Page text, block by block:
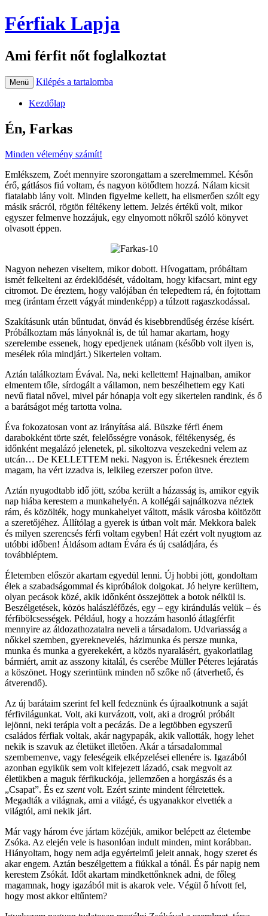
Férfiak Lapja
Ami férfit nőt foglalkoztat
Menü Kilépés a tartalomba
Kezdőlap
Én, Farkas
Minden vélemény számít!
Emlékszem, Zoét mennyire szorongattam a szerelmemmel. Későn
érő, gátlásos fiú voltam, és nagyon kötődtem hozzá. Nálam kicsit
fiatalabb lány volt. Minden figyelme kellett, ha elismerően szólt egy
másik srácról, rögtön féltékeny lettem. Jelzés értékű volt, mikor
egyszer felmenve hozzájuk, egy elnyomott nőkről szóló könyvet
olvasott éppen.
Nagyon nehezen viseltem, mikor dobott. Hívogattam, próbáltam
ismét felkelteni az érdeklődését, vádoltam, hogy kifacsart, mint egy
citromot. De éreztem, hogy valójában én telepedtem rá, én fojtottam
meg (irántam érzett vágyát mindenképp) a túlzott ragaszkodással.
Szakításunk után bűntudat, önvád és kisebbrendűség érzése kísért.
Próbálkoztam más lányoknál is, de túl hamar akartam, hogy
szerelembe essenek, hogy epedjenek utánam (később volt ilyen is,
mesélek róla mindjárt.) Sikertelen voltam.
Aztán találkoztam Évával. Na, neki kellettem! Hajnalban, amikor
elmentem tőle, sírdogált a vállamon, nem beszélhettem egy Kati
nevű fiatal nővel, mivel pár hónapja volt egy sikertelen randink, és ő
a barátságot még tartotta volna.
Éva fokozatosan vont az irányítása alá. Büszke férfi énem
darabokként törte szét, felelősségre vonások, féltékenység, és
időnként megalázó jelenetek, pl. sikoltozva veszekedni velem az
utcán… De KELLETTEM neki. Nagyon is. Értékesnek éreztem
magam, ha vért izzadva is, lelkileg ezerszer pofon ütve.
Aztán nyugodtabb idő jött, szóba került a házasság is, amikor egyik
nap hiába kerestem a munkahelyén. A kollégái sajnálkozva néztek
rám, és közölték, hogy munkahelyet váltott, másik városba költözött
a szeretőjéhez. Állítólag a gyerek is útban volt már. Mekkora balek
és milyen szerencsés férfi voltam egyben! Hát ezért volt nyugtom az
utóbbi időben! Áldásom adtam Évára és új családjára, és
továbbléptem.
Életemben először akartam egyedül lenni. Új hobbi jött, gondoltam
élek a szabadságommal és kipróbálok dolgokat. Jó helyre kerültem,
olyan pecások közé, akik időnként összejöttek a botok nélkül is.
Beszélgetések, közös halászléfőzés, egy – egy kirándulás velük – és
férfibölcsességek. Például, hogy a hozzám hasonló átlagférfit
mennyire az áldozathozatalra neveli a társadalom. Udvariasság a
nőkkel szemben, gyereknevelés, házimunka és persze munka,
munka és munka a gyerekekért, a közös nyaralásért, gyakorlatilag
bármiért, amit az asszony kitalál, és cserébe Müller Péteres lejáratás
a köszönet. Hogy szerintünk minden nő szőke nő (átverhető, és
átverendő).
Az új barátaim szerint fel kell fedeznünk és újraalkotnunk a saját
férfivilágunkat. Volt, aki kurvázott, volt, aki a drogról próbált
lejönni, neki terápia volt a pecázás. De a legtöbben egyszerű
családos férfiak voltak, akár nagypapák, akik vallották, hogy lehet
nekik is szavuk az életüket illetően. Akár a társadalommal
szembemenve, vagy feleségeik elképzelései ellenére is. Igazából
azonban egyikük sem volt kifejezett lázadó, csak megvolt az
életükben a maguk férfikuckója, jellemzően a horgászás és a
„Csapat”. És ez szentvolt. Ezért szinte mindent félretettek.
Megadták a világnak, ami a világé, és ugyanakkor elvették a
világtól, ami nekik járt.
Már vagy három éve jártam közéjük, amikor belépett az életembe
Zsóka. Az elején vele is hasonlóan indult minden, mint korábban.
Hiányoltam, hogy nem adja egyértelmű jeleit annak, hogy szeret és
akar engem. Aztán beszélgettem a fiúkkal a tónál. És pár napig nem
kerestem Zsókát. Időt akartam mindkettőnknek adni, de főleg
magamnak, hogy igazából mit is akarok vele. Végül ő hívott fel,
hogy most akkor eltűntem?